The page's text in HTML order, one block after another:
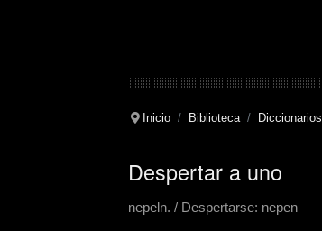
Inicio Biblioteca Diccionarios
Despertar a uno
nepeln. / Despertarse: nepen